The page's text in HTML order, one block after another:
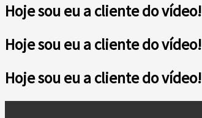
Hoje sou eu a cliente do vídeo!
Hoje sou eu a cliente do vídeo!
Hoje sou eu a cliente do vídeo!